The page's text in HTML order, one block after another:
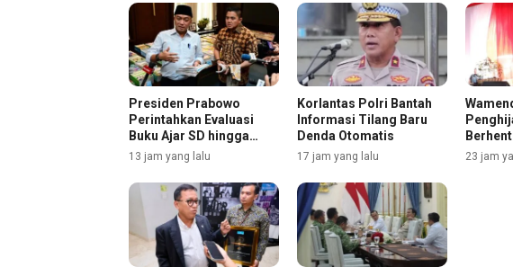
Presiden Prabowo
Perintahkan Evaluasi
Buku Ajar SD hingga
SMA, Budaya Membaca
13 jam yang lalu
Korlantas Polri Bantah
Informasi Tilang Baru
Denda Otomatis
17 jam yang lalu 23 jam